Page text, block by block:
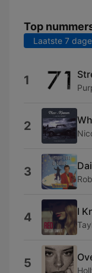
Top
Laatste 7
1
2
3
4 I
5